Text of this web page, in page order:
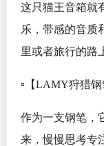
这只猫王音箱就
乐，带感的音质
里或者旅行的路
▫️【LAMY狩猎钢
作为一支钢笔，
来，慢慢思考专